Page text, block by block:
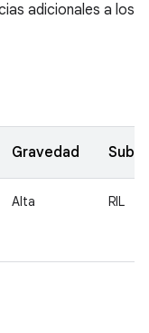
adicionales a los
Gravedad
Alta RIL